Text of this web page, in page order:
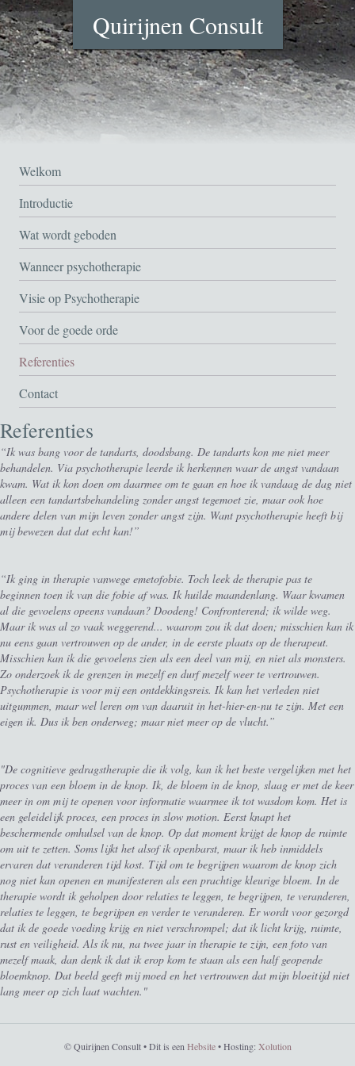
Quirijnen Consult
Welkom
Introductie
Wat wordt geboden
Wanneer psychotherapie
Visie op Psychotherapie
Voor de goede orde
Referenties
Contact
Referenties
“Ik was bang voor de tandarts, doodsbang. De tandarts kon me niet meer
behandelen. Via psychotherapie leerde ik herkennen waar de angst vandaan
kwam. Wat ik kon doen om daarmee om te gaan en hoe ik vandaag de dag niet
alleen een tandartsbehandeling zonder angst tegemoet zie, maar ook hoe
andere delen van mijn leven zonder angst zijn. Want psychotherapie heeft bij
mij bewezen dat dat echt kan!”
“Ik ging in therapie vanwege emetofobie. Toch leek de therapie pas te
beginnen toen ik van die fobie af was. Ik huilde maandenlang. Waar kwamen
al die gevoelens opeens vandaan? Doodeng! Confronterend; ik wilde weg.
Maar ik was al zo vaak weggerend... waarom zou ik dat doen; misschien kan ik
nu eens gaan vertrouwen op de ander, in de eerste plaats op de therapeut.
Misschien kan ik die gevoelens zien als een deel van mij, en niet als monsters.
Zo onderzoek ik de grenzen in mezelf en durf mezelf weer te vertrouwen.
Psychotherapie is voor mij een ontdekkingsreis. Ik kan het verleden niet
uitgummen, maar wel leren om van daaruit in het-hier-en-nu te zijn. Met een
eigen ik. Dus ik ben onderweg; maar niet meer op de vlucht.”
"De cognitieve gedragstherapie die ik volg, kan ik het beste vergelijken met het
proces van een bloem in de knop. Ik, de bloem in de knop, slaag er met de keer
meer in om mij te openen voor informatie waarmee ik tot wasdom kom. Het is
een geleidelijk proces, een proces in slow motion. Eerst knapt het
beschermende omhulsel van de knop. Op dat moment krijgt de knop de ruimte
om uit te zetten. Soms lijkt het alsof ik openbarst, maar ik heb inmiddels
ervaren dat veranderen tijd kost. Tijd om te begrijpen waarom de knop zich
nog niet kan openen en manifesteren als een prachtige kleurige bloem. In de
therapie wordt ik geholpen door relaties te leggen, te begrijpen, te veranderen,
relaties te leggen, te begrijpen en verder te veranderen. Er wordt voor gezorgd
dat ik de goede voeding krijg en niet verschrompel; dat ik licht krijg, ruimte,
rust en veiligheid. Als ik nu, na twee jaar in therapie te zijn, een foto van
mezelf maak, dan denk ik dat ik erop kom te staan als een half geopende
bloemknop. Dat beeld geeft mij moed en het vertrouwen dat mijn bloeitijd niet
lang meer op zich laat wachten."
© Quirijnen Consult • Dit is een Hebsite• Hosting: Xolution